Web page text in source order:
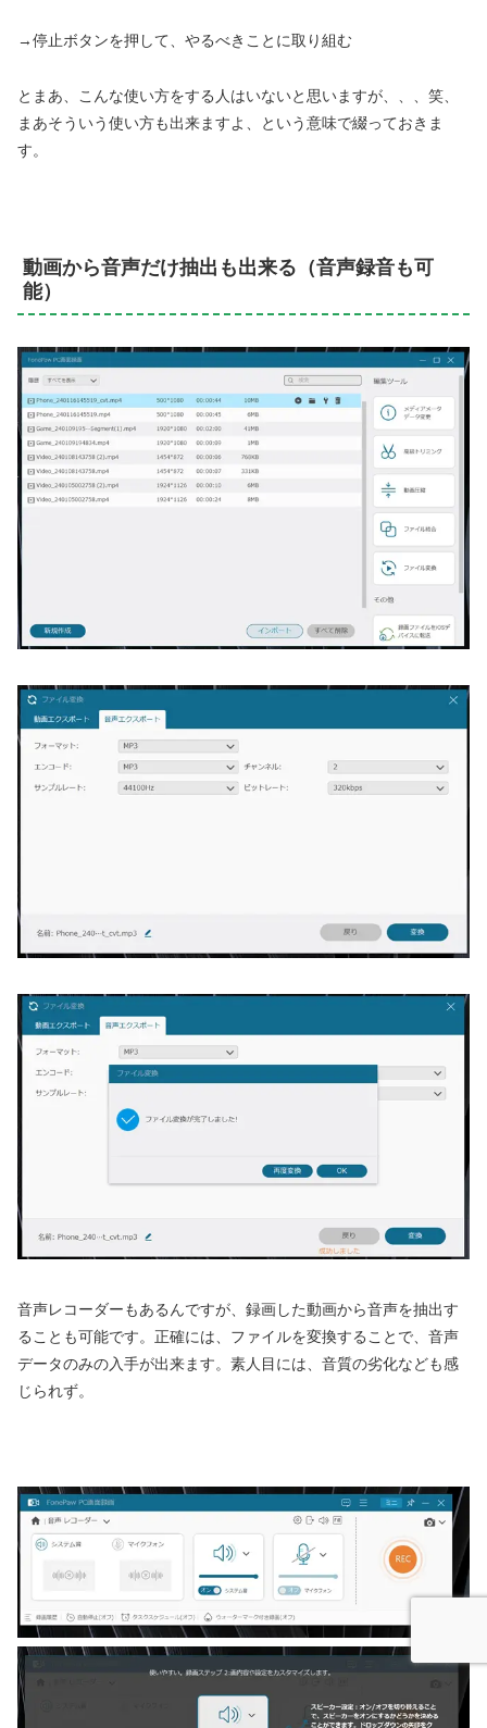
→停止ボタンを押して、やるべきことに取り組む
とまあ、こんな使い方をする人はいないと思いますが、、、笑、
まあそういう使い方も出来ますよ、という意味で綴っておきま
す。
動画から音声だけ抽出も出来る（音声録音も可
能）
音声レコーダーもあるんですが、録画した動画から音声を抽出す
ることも可能です。正確には、ファイルを変換することで、音声
データのみの入手が出来ます。素人目には、音質の劣化なども感
じられず。